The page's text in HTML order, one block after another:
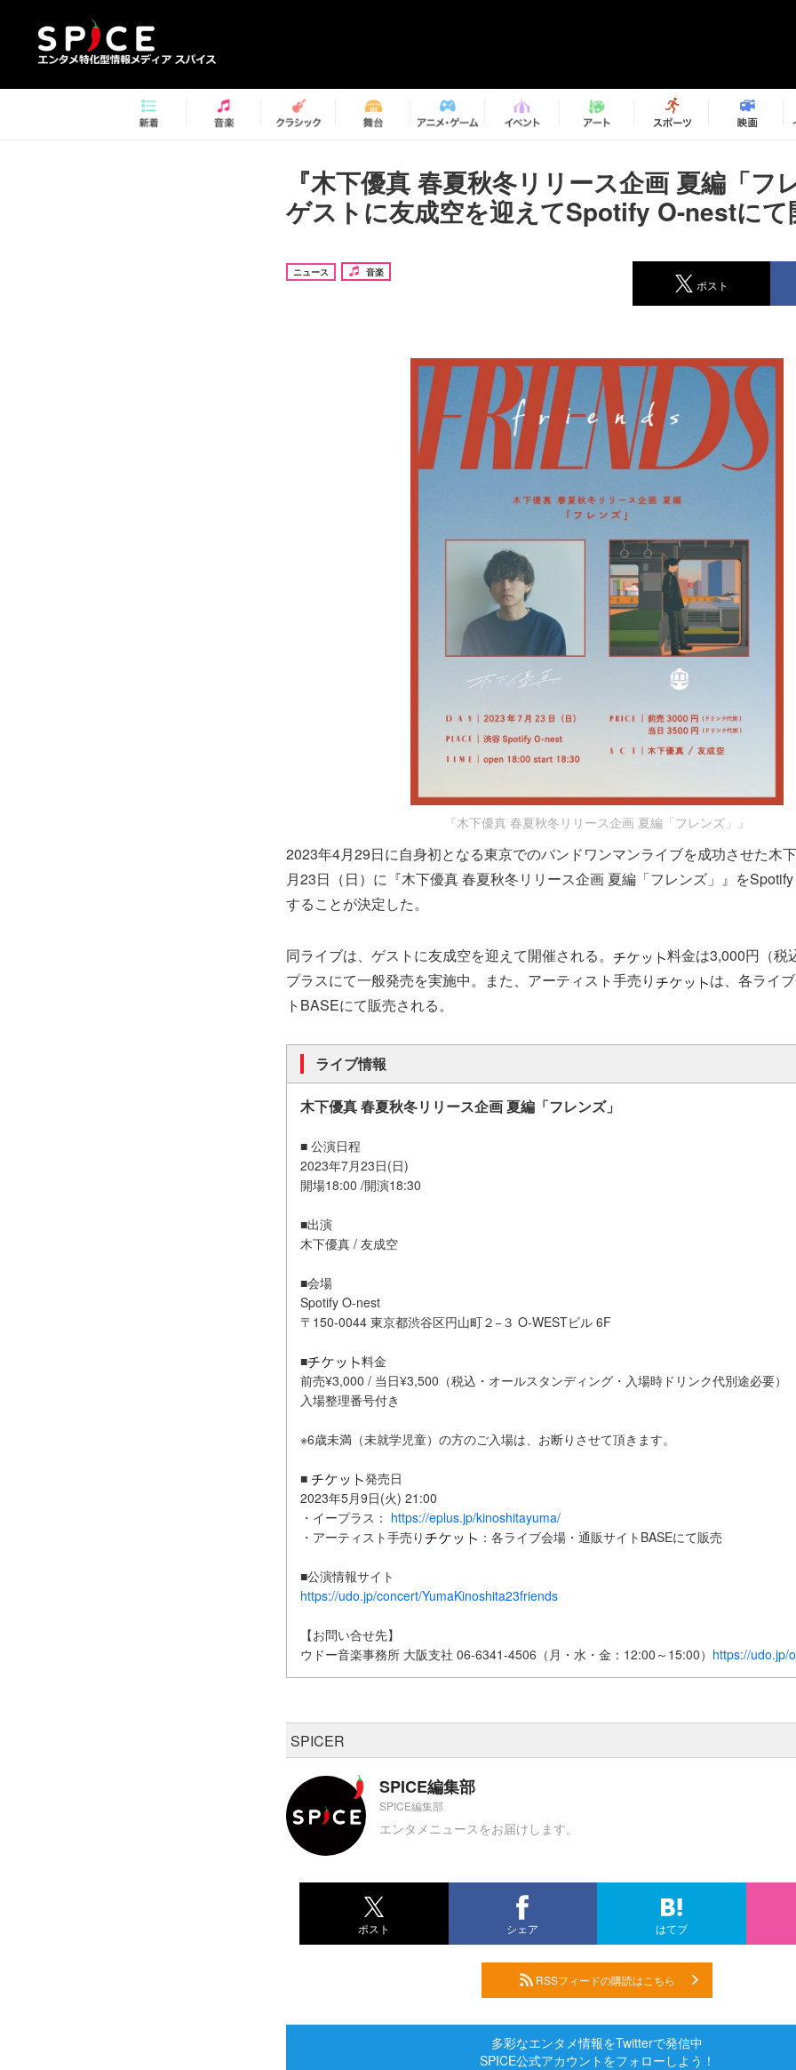
『木下優真 春夏秋冬リリース企画 夏編「フ
ゲストに友成空を迎えてSpotify O-nestにて
ニュース 音楽
ポスト
『木下優真 春夏秋冬リリース企画 夏編「フレンズ」』
2023年4月29日に自身初となる東京でのバンドワンマンライブを成功させた木
月23日（日）に『木下優真 春夏秋冬リリース企画 夏編「フレンズ」』を
することが決定した。
同ライブは、ゲストに友成空を迎えて開催される。
料金は3,000円（税
プラスにて一般発売を実施中。また、アーティスト手売り
は、各ライ
トBASEにて販売される。
ライブ情報
木下優真 春夏秋冬リリース企画 夏編「フレンズ」
■ 公演日程
2023年7月23日(日)
開場18:00 /開演18:30
■出演
木下優真 / 友成空
■会場
Spotify O-nest
〒150-0044 東京都渋谷区円山町２−３ O-WESTビル 6F
■
料金
前売¥3,000 / 当日¥3,500（税込・オールスタンディング・入場時ドリンク代別途必要）
入場整理番号付き
※6歳未満（未就学児童）の方のご入場は、お断りさせて頂きます。
■
発売日
2023年5月9日(火) 21:00
・イープラス： https://eplus.jp/kinoshitayuma/
・アーティスト手売り
：各ライブ会場・通販サイトBASEにて販売
■公演情報サイト
https://udo.jp/concert/YumaKinoshita23friends
【お問い合せ先】
ウドー音楽事務所 大阪支社 06-6341-4506（月・水・金：12:00～15:00） https://udo.jp/
SPICER
SPICE編集部
SPICE編集部
エンタメニュースをお届けします。
ポスト シェア はてブ
RSSフィードの購読はこちら
多彩なエンタメ情報をTwitterで発信中
SPICE公式アカウントをフォローしよう！